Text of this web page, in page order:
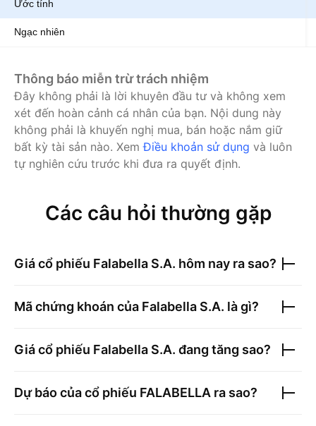
Ước tính
Ngạc nhiên
Thông báo miễn trừ trách nhiệm
Đây không phải là lời khuyên đầu tư và không xem
xét đến hoàn cảnh cá nhân của bạn. Nội dung này
không phải là khuyến nghị mua, bán hoặc nắm giữ
bất kỳ tài sản nào. XemĐiều khoản sử dụng và luôn
tự nghiên cứu trước khi đưa ra quyết định.
Các câu hỏi thường gặp
Giá cổ phiếu Falabella S.A. hôm nay ra sao?
Mã chứng khoán của Falabella S.A. là gì?
Giá cổ phiếu Falabella S.A. đang tăng sao?
Dự báo của cổ phiếu FALABELLA ra sao?